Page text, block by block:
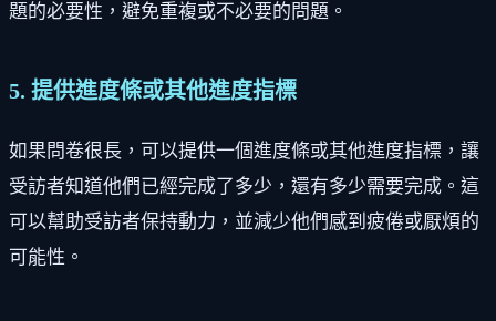
題的必要性，避免重複或不必要的問題。
5. 提供進度條或其他進度指標
如果問卷很長，可以提供一個進度條或其他進度指標，讓
受訪者知道他們已經完成了多少，還有多少需要完成。這
可以幫助受訪者保持動力，並減少他們感到疲倦或厭煩的
可能性。